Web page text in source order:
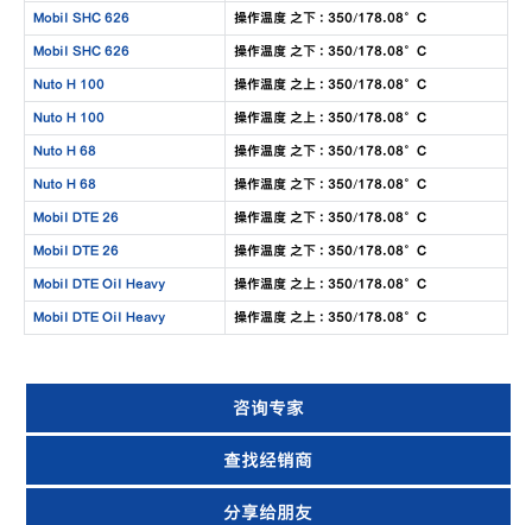
Mobil SHC 626 操作温度 之下 : 350/178.08°C
Mobil SHC 626 操作温度 之下 : 350/178.08°C
Nuto H 100 操作温度 之上 : 350/178.08°C
Nuto H 100 操作温度 之上 : 350/178.08°C
Nuto H 68 操作温度 之下 : 350/178.08°C
Nuto H 68 操作温度 之下 : 350/178.08°C
Mobil DTE 26 操作温度 之下 : 350/178.08°C
Mobil DTE 26 操作温度 之下 : 350/178.08°C
Mobil DTE Oil Heavy 操作温度 之上 : 350/178.08°C
Mobil DTE Oil Heavy 操作温度 之上 : 350/178.08°C
咨询专家
查找经销商
分享给朋友